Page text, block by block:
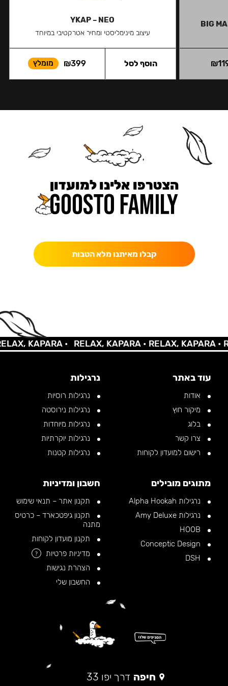
BIG
₪
YKAP – NEO
עיצוב מינימליסטי ומחיר אטרקטיבי במיוחד
₪399 מומלץ הוסף לסל
הצטרפו אלינו למועדון
קבלו מאיתנו מלא הטבות
KAPARA • RELAX, KAPARA •RELAX, KAPARA •
עוד באתר
אודות
מיקור חוץ
בלוג
צרו קשר
רישום למועדון לקוחות
נרגילות
נרגילות רוסיות
נרגילות נירוסטה
נרגילות מיוחדות
נרגילות יוקרתיות
נרגילות קטנות
מתוגים מובילים
נרגילות Alpha Hookah
נרגילות Amy Deluxe
חשבון ומדיניות
תקנון אתר – תנאי שימוש
תקנון גיפטכארד – כרטיס
מתנה
תקנון מועדון לקוחות
מדיניות פרטיות
?
הצהרת נגישות
החשבון שלי
חיפה דרך יפו 33